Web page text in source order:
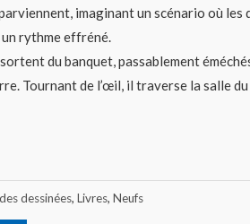
imaginant un scénario où les
un rythme effréné.
du banquet, passablement
Tournant de l’œil, il traverse la salle
dessinées, Livres, Neufs